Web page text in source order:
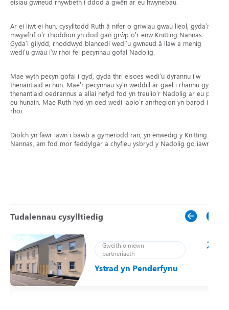
eisiau gwneud rhywbeth i ddod â gwên ar eu hwynebau.
Ar ei liwt ei hun, cysylltodd Ruth â nifer o griwiau gwau lleol, gyda’r
mwyafrif o’r rhoddion yn dod gan grŵp o’r enw Knitting Nannas.
Gyda’i gilydd, rhoddwyd blancedi wedi’u gwneud â llaw a menig
wedi’u gwau i’w rhoi fel pecynnau gofal Nadolig.
Mae wyth pecyn gofal i gyd, gyda thri eisoes wedi’u dyrannu i’w
thenantiaid ei hun. Mae’r pecynnau sy’n weddill ar gael i rhannu gyda
thenantiaid oedrannus a allai hefyd fod yn treulio’r Nadolig ar eu pen
eu hunain. Mae Ruth hyd yn oed wedi lapio’r anrhegion yn barod i’w
rhoi.
Diolch yn fawr iawn i bawb a gymerodd ran, yn enwedig y Knitting
Nannas, am fod mor feddylgar a chyfleu ysbryd y Nadolig go iawn.
Tudalennau cysylltiedig
Gweithio mewn
partneriaeth
Ystrad yn Penderfynu